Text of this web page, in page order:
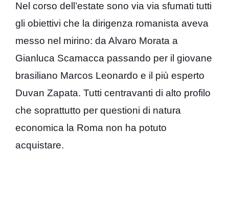
Nel corso dell’estate sono via via sfumati tutti
gli obiettivi che la dirigenza romanista aveva
messo nel mirino: da Alvaro Morata a
Gianluca Scamacca passando per il giovane
brasiliano Marcos Leonardo e il più esperto
Duvan Zapata. Tutti centravanti di alto profilo
che soprattutto per questioni di natura
economica la Roma non ha potuto
acquistare.